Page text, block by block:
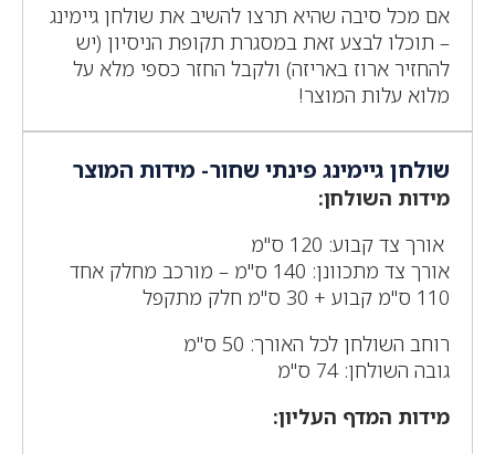
אם מכל סיבה שהיא תרצו להשיב את שולחן גיימינג
– תוכלו לבצע זאת במסגרת תקופת הניסיון (יש
להחזיר ארוז באריזה) ולקבל החזר כספי מלא על
מלוא עלות המוצר!
שולחן גיימינג פינתי שחור- מידות המוצר
מידות השולחן:
אורך צד קבוע: 120 ס"מ
אורך צד מתכוונן: 140 ס"מ – מורכב מחלק אחד
110 ס"מ קבוע + 30 ס"מ חלק מתקפל
רוחב השולחן לכל האורך: 50 ס"מ
גובה השולחן: 74 ס"מ
מידות המדף העליון: